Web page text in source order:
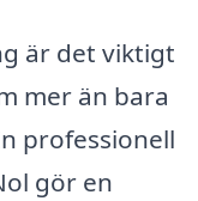
är det viktigt
mer än bara
professionell
gör en